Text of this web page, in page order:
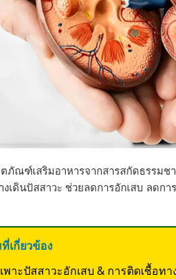
ตภัณฑ์เสริมอาหารจากสารสกัดธรรม
เดินปัสสาวะ ช่วยลดการอักเสบ ลดก
เกี่ยวข้อง
พาะปัสสาวะอักเสบ & การติดเชื้อท